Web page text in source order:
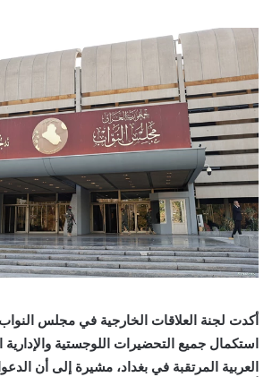
أكدت لجنة العلاقات الخارجية في مجلس
استكمال جميع التحضيرات اللوجستية والإدارية
العربية المرتقبة في بغداد، مشيرة إلى أن